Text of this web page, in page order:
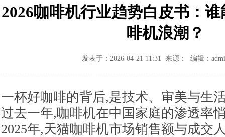
2026咖啡机行业趋势白皮书：
啡机浪潮？
发表于：2026-04-21 11:31 来源： 编辑：
一杯好咖啡的背后,是技术、审美与生
过去一年,咖啡机在中国家庭的渗透率
2025年,天猫咖啡机市场销售额与成交